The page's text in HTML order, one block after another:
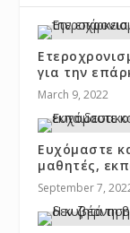
για την
March 9, 2022
Ευχόμαστε
μαθητές,
September 7,